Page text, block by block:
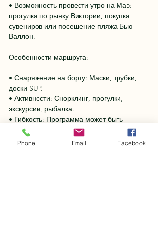
• Возможность провести утро на Маэ:
прогулка по рынку Виктории, покупка
сувениров или посещение пляжа Бью-
Валлон.
Особенности маршрута:
• Снаряжение на борту: Маски, трубки,
доски SUP.
• Активности: Снорклинг, прогулки,
экскурсии, рыбалка.
• Гибкость: Программа может быть
адаптирована под погодные условия и
пожелания группы.
Phone Email Facebook